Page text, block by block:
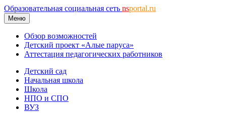
Образовательная социальная сеть nsportal.ru
Меню
Обзор возможностей
Детский проект «Алые паруса»
Аттестация педагогических работников
Детский сад
Начальная школа
Школа
НПО и СПО
ВУЗ